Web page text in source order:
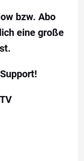
bzw. Abo
eine große